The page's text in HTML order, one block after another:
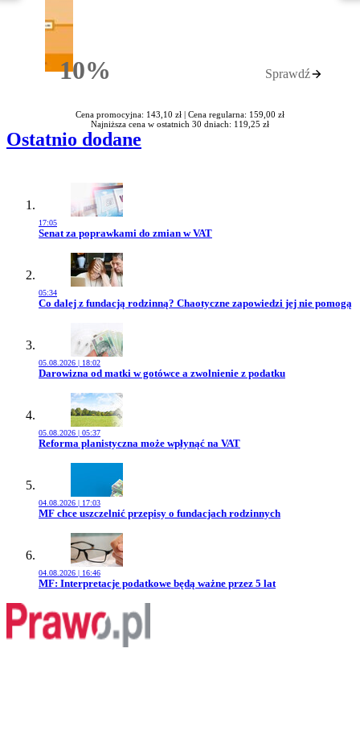
10%Rabatu Sprawdź
Cena promocyjna: 143,10 zł | Cena regularna: 159,00 zł
Najniższa cena w ostatnich 30 dniach: 119,25 zł
Ostatnio dodane
17:05
Przejdź do artykułu:
Senat za poprawkami do zmian w VAT
05:34
Przejdź do artykułu:
Co dalej z fundacją rodzinną? Chaotyczne zapowiedzi jej nie pomogą
05.08.2026 | 18:02
Przejdź do artykułu:
Darowizna od matki w gotówce a zwolnienie z podatku
05.08.2026 | 05:37
Przejdź do artykułu:
Reforma planistyczna może wpłynąć na VAT
04.08.2026 | 17:03
Przejdź do artykułu:
MF chce uszczelnić przepisy o fundacjach rodzinnych
04.08.2026 | 16:46
Przejdź do artykułu:
MF: Interpretacje podatkowe będą ważne przez 5 lat